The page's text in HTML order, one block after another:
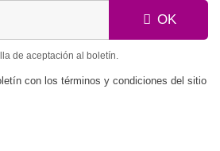
OK
de aceptación al boletín.
con los términos y condiciones del sitio